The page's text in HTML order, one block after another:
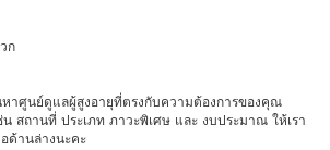
ก
ศูนย์ดูแลผู้สูงอายุที่ตรงกับความต้องการของคุณ
สถานที่ ประเภท ภาวะพิเศษ และ งบประมาณ ให้เรา
ด้านล่างนะคะ